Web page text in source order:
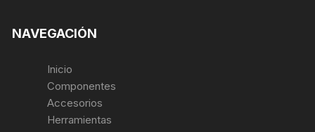
NAVEGACIÓN
Inicio
Componentes
Accesorios
Herramientas